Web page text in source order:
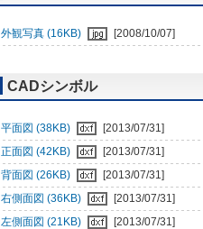
外観写真 (16KB) [2008/10/07]
CADシンボル
平面図 (38KB)
[2013/07/31]
正面図 (42KB)
[2013/07/31]
背面図 (26KB)
[2013/07/31]
右側面図 (36KB)
[2013/07/31]
左側面図 (21KB)
[2013/07/31]